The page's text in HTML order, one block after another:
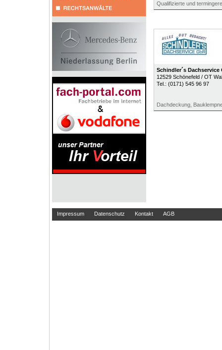
Qualifizierte und
Schindler´s Dachservice
12529 Schönefeld / OT
Tel.: (0171) 545 96 97
Dachdeckung,
Impressum Datenschutz Kontakt AGB